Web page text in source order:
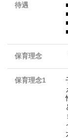
待遇
保育理念
保育理念1